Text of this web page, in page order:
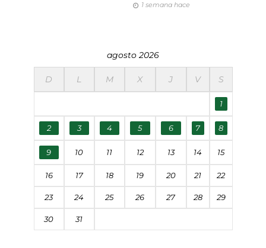
1 semana hace
agosto 2026
D L M X J V S
1
2 3 4 5 6 7 8
9 10 11 12 13 14 15
16 17 18 19 20 21 22
23 24 25 26 27 28 29
30 31